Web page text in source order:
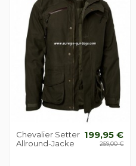
Chevalier Setter
Allround-Jacke
199,95 €
259,00 €